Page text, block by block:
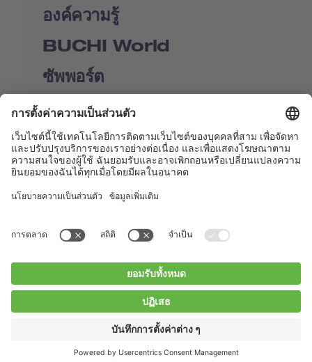
องค์ความรู้
BUCHI World
ซัพพอร์ต
Shop
Contact us
BUCHI Worldwide
Blogs
LinkedinInstagramTwitter Youtube